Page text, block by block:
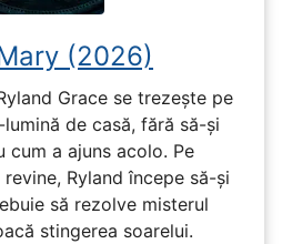
(2026)
Grace se trezește pe
de casă, fără să-și
cum a ajuns acolo. Pe
Ryland începe să-și
să rezolve misterul
stingerea soarelui.